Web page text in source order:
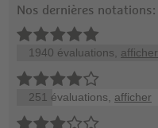
Nos dernières notations:
1940 évaluations, afficher
251 évaluations, afficher